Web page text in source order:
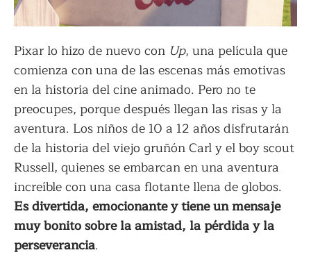
Pixar lo hizo de nuevo con Up, una película que
comienza con una de las escenas más emotivas
en la historia del cine animado. Pero no te
preocupes, porque después llegan las risas y la
aventura. Los niños de 10 a 12 años disfrutarán
de la historia del viejo gruñón Carl y el boy scout
Russell, quienes se embarcan en una aventura
increíble con una casa flotante llena de globos.
Es divertida, emocionante y tiene un mensaje
muy bonito sobre la amistad, la pérdida y la
perseverancia.